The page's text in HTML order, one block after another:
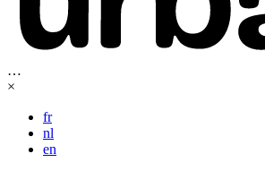
…
×
fr
nl
en